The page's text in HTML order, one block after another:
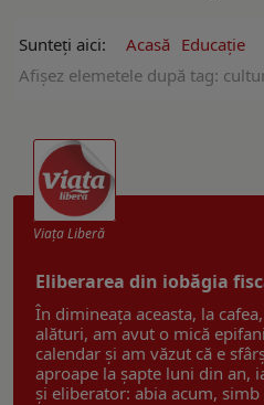
Sunteți aici: Acasă Educație
Afişez elemetele după tag:
Viaţa Liberă
Eliberarea din iobăgia
În dimineața aceasta, la
alături, am avut o mică
calendar și am văzut că e
aproape la șapte luni din an,
și eliberator: abia acum, simb